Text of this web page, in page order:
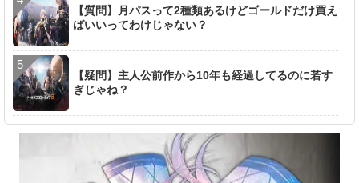
【質問】月パスって2種類あるけどゴールドだけ買え
ばいいってわけじゃない？
【疑問】主人公前作から10年も経過してるのに若す
ぎじゃね？